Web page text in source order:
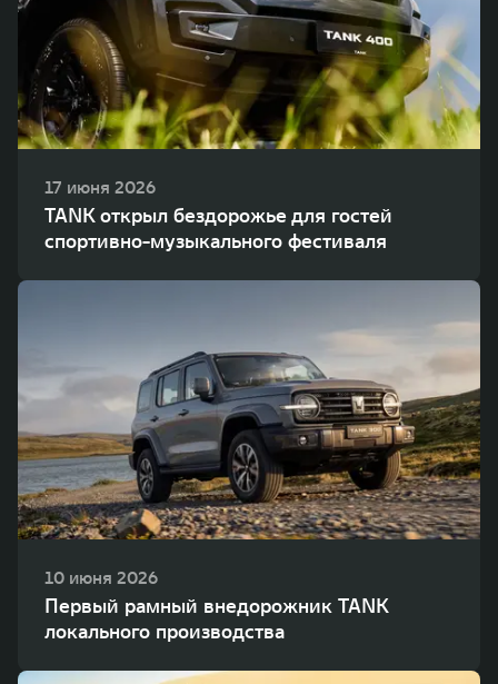
17 июня 2026
TANK открыл бездорожье для гостей
спортивно-музыкального фестиваля
10 июня 2026
Первый рамный внедорожник TANK
локального производства